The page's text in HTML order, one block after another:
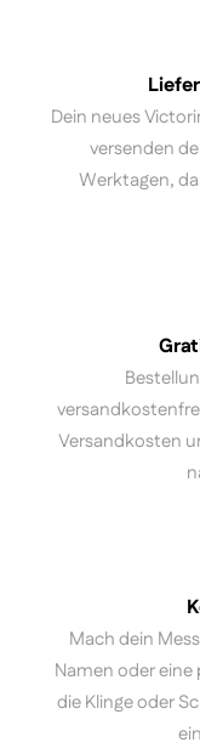
Dein neues
versenden
Werktagen,
Versandkosten
Mach dein
Namen oder
die Klinge oder